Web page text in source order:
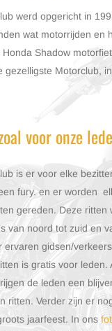
werd opgericht in
wat motorrijden en
Shadow
gezelligste Motorclub,
voor onze
is er voor elke
fury. en er worden
gereden. Deze ritten
van noord tot zuid en
ervaren gidsen/
is gratis voor leden.
de leden een
ritten. Verder zijn er
jaarfeest. In ons